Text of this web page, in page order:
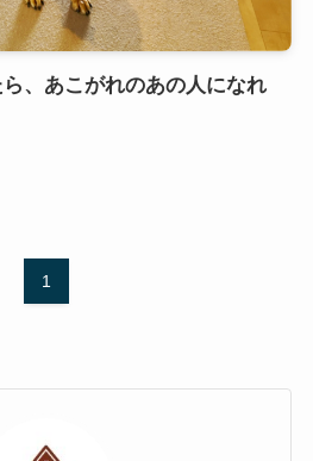
、あこがれのあの人になれ
1